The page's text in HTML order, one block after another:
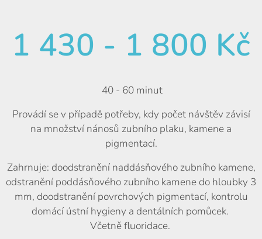
1 430 - 1 800 Kč
40 - 60 minut
Provádí se v případě potřeby, kdy počet návštěv závisí
na množství nánosů zubního plaku, kamene a
pigmentací.
Zahrnuje: doodstranění naddásňového zubního kamene,
odstranění poddásňového zubního kamene do hloubky 3
mm, doodstranění povrchových pigmentací, kontrolu
domácí ústní hygieny a dentálních pomůcek.
Včetně fluoridace.